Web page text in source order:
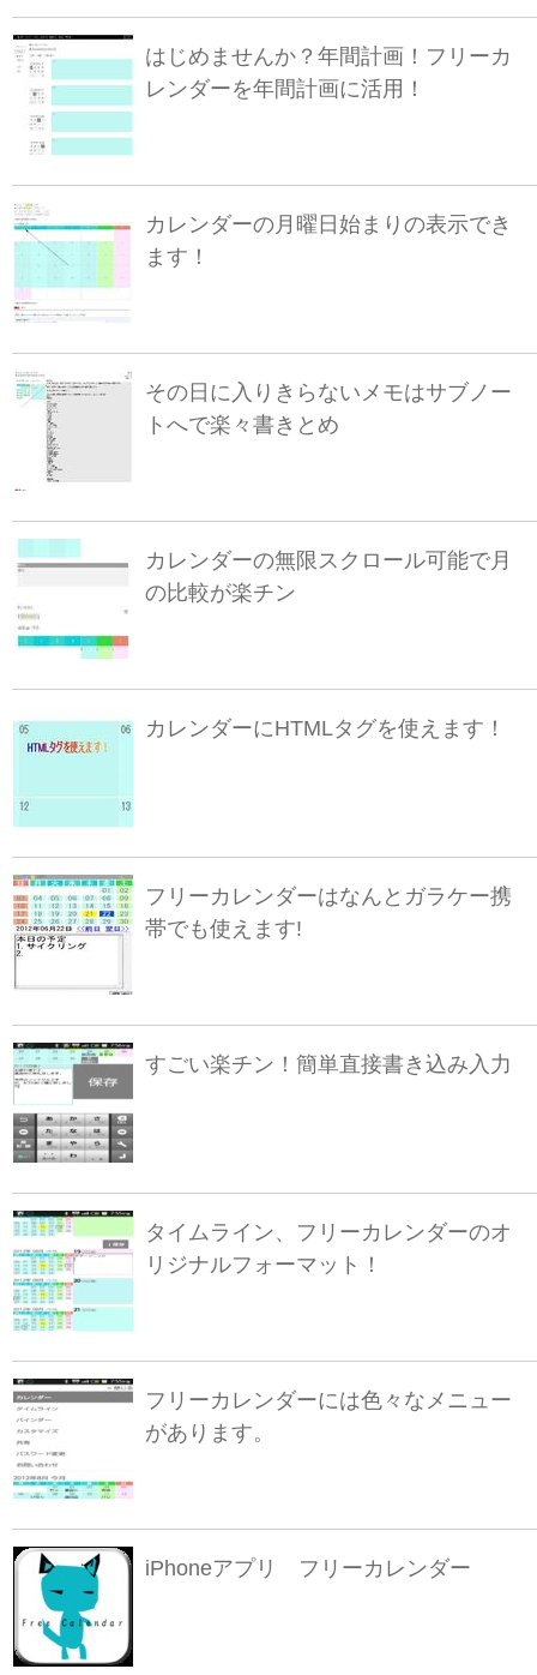
はじめませんか？年間計画！フリーカ
レンダーを年間計画に活用！
カレンダーの月曜日始まりの表示でき
ます！
その日に入りきらないメモはサブノー
トへで楽々書きとめ
カレンダーの無限スクロール可能で月
の比較が楽チン
カレンダーにHTMLタグを使えます！
フリーカレンダーはなんとガラケー携
帯でも使えます!
すごい楽チン！簡単直接書き込み入力
タイムライン、フリーカレンダーのオ
リジナルフォーマット！
フリーカレンダーには色々なメニュー
があります。
iPhoneアプリ フリーカレンダー